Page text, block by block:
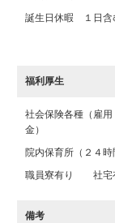
誕生日休暇 １日含
福利厚生
社会保険各種（雇
金）
院内保育所（２４
職員寮有り 社宅有
備考